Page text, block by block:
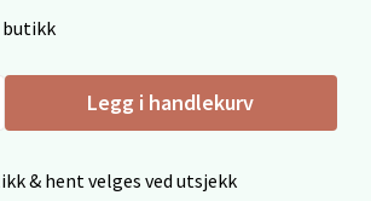
butikk
Legg i handlekurv
& hent velges ved utsjekk
17